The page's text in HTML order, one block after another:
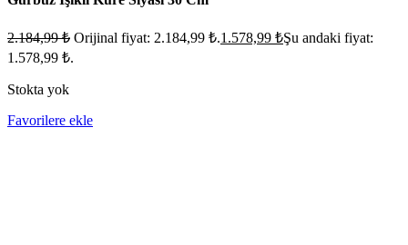
2.184,99₺ Orijinal fiyat: 2.184,99 ₺.1.578,99 ₺Şu andaki fiyat:
1.578,99 ₺.
Stokta yok
Favorilere ekle